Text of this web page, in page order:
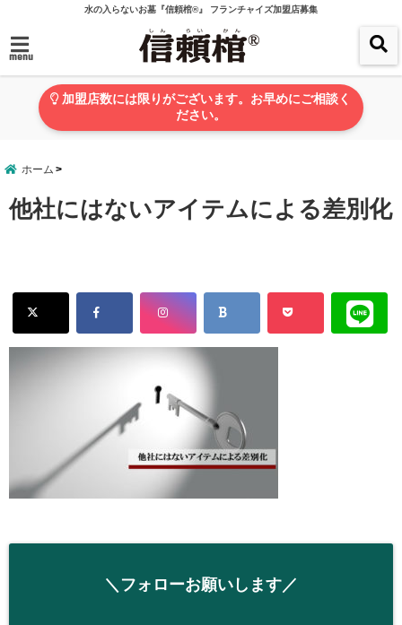
水の入らないお墓『信頼棺®』 フランチャイズ加盟店募集
menu
加盟店数には限りがございます。お早めにご相談く
ださい。
ホーム
他社にはないアイテムによる差別化
＼フォローお願いします／